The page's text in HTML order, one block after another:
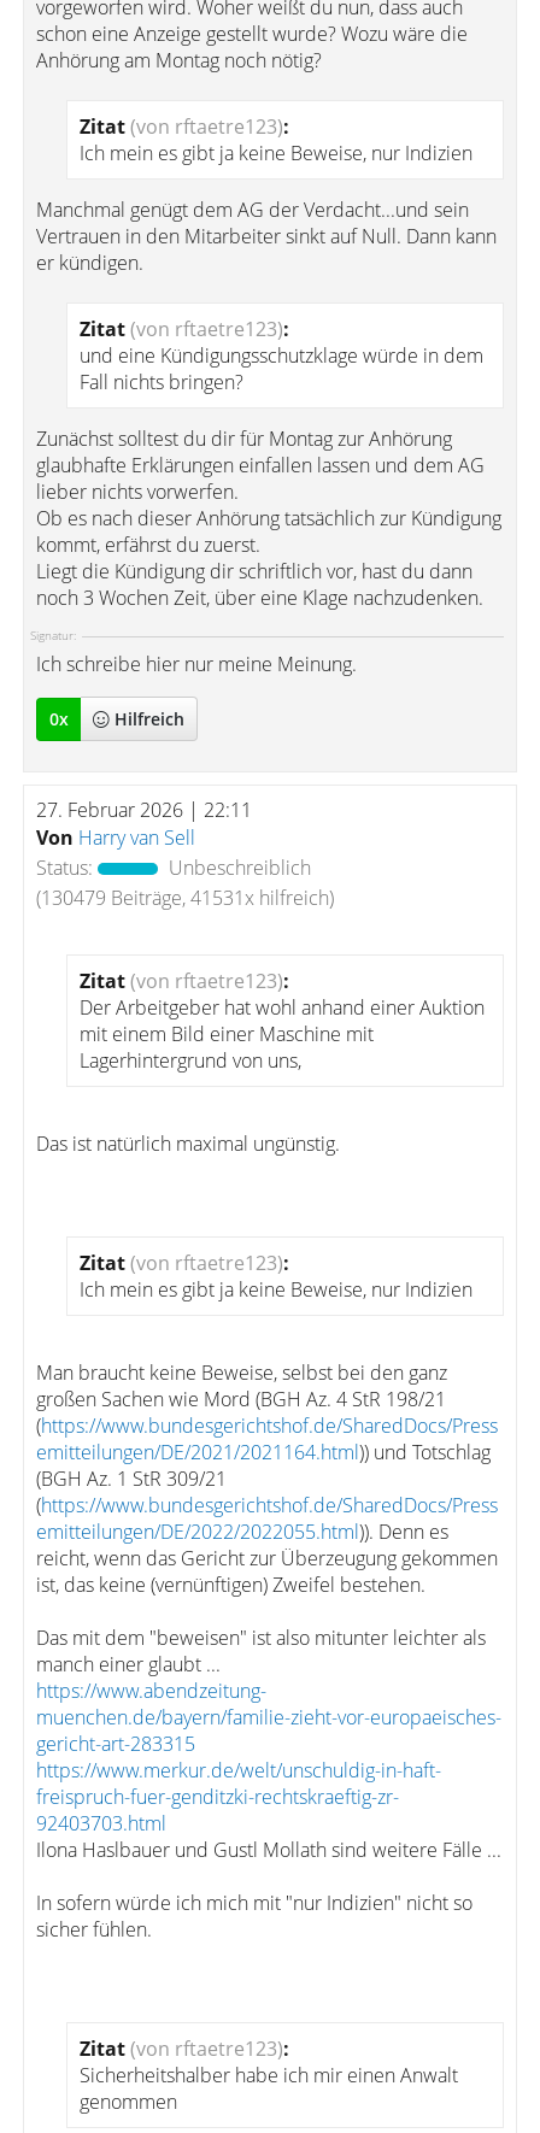
vorgeworfen wird. Woher weißt du nun, dass auch
schon eine Anzeige gestellt wurde? Wozu wäre die
Anhörung am Montag noch nötig?
Zitat(von rftaetre123):
Ich mein es gibt ja keine Beweise, nur Indizien
Manchmal genügt dem AG der Verdacht...und sein
Vertrauen in den Mitarbeiter sinkt auf Null. Dann kann
er kündigen.
Zitat(von rftaetre123):
und eine Kündigungsschutzklage würde in dem
Fall nichts bringen?
Zunächst solltest du dir für Montag zur Anhörung
glaubhafte Erklärungen einfallen lassen und dem AG
lieber nichts vorwerfen.
Ob es nach dieser Anhörung tatsächlich zur Kündigung
kommt, erfährst du zuerst.
Liegt die Kündigung dir schriftlich vor, hast du dann
noch 3 Wochen Zeit, über eine Klage nachzudenken.
Signatur:
Ich schreibe hier nur meine Meinung.
0x Hilfreich
27. Februar 2026 | 22:11
Von Harry van Sell
Status:
Unbeschreiblich
(130479 Beiträge, 41531x hilfreich)
Zitat(von rftaetre123):
Der Arbeitgeber hat wohl anhand einer Auktion
mit einem Bild einer Maschine mit
Lagerhintergrund von uns,
Das ist natürlich maximal ungünstig.
Zitat(von rftaetre123):
Ich mein es gibt ja keine Beweise, nur Indizien
Man braucht keine Beweise, selbst bei den ganz
großen Sachen wie Mord (BGH Az. 4 StR 198/21
(https://www.bundesgerichtshof.de/SharedDocs/Press
emitteilungen/DE/2021/2021164.html)) und Totschlag
(BGH Az. 1 StR 309/21
(https://www.bundesgerichtshof.de/SharedDocs/Press
emitteilungen/DE/2022/2022055.html)). Denn es
reicht, wenn das Gericht zur Überzeugung gekommen
ist, das keine (vernünftigen) Zweifel bestehen.
Das mit dem "beweisen" ist also mitunter leichter als
manch einer glaubt ...
https://www.abendzeitung-
muenchen.de/bayern/familie-zieht-vor-europaeisches-
gericht-art-283315
https://www.merkur.de/welt/unschuldig-in-haft-
freispruch-fuer-genditzki-rechtskraeftig-zr-
92403703.html
Ilona Haslbauer und Gustl Mollath sind weitere Fälle ...
In sofern würde ich mich mit "nur Indizien" nicht so
sicher fühlen.
Zitat(von rftaetre123):
Sicherheitshalber habe ich mir einen Anwalt
genommen